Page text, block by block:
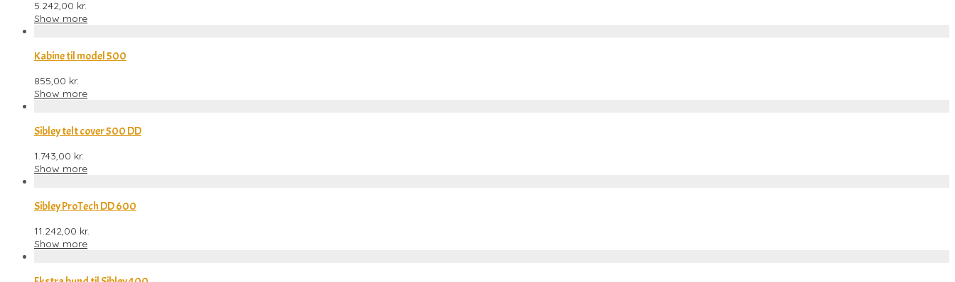
5.242,00 kr.
Show more
Kabine til model 500
855,00 kr.
Show more
Sibley telt cover 500 DD
1.743,00 kr.
Show more
Sibley ProTech DD 600
11.242,00 kr.
Show more